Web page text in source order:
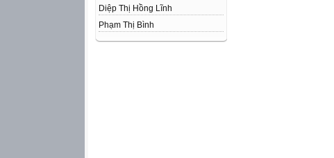
Diệp Thị Hồng Lĩnh
Phạm Thị Bình